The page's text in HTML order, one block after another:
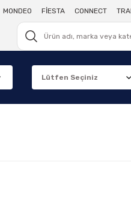
MONDEO FİESTA CONNECT